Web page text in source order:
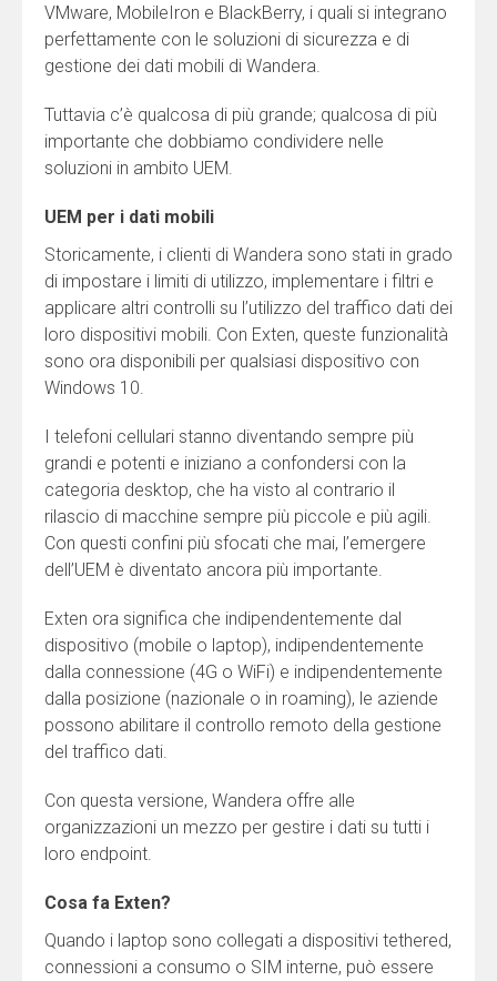
VMware, MobileIron e BlackBerry, i quali si integrano
perfettamente con le soluzioni di sicurezza e di
gestione dei dati mobili di Wandera.
Tuttavia c’è qualcosa di più grande; qualcosa di più
importante che dobbiamo condividere nelle
soluzioni in ambito UEM.
UEM per i dati mobili
Storicamente, i clienti di Wandera sono stati in grado
di impostare i limiti di utilizzo, implementare i filtri e
applicare altri controlli su l’utilizzo del traffico dati dei
loro dispositivi mobili. Con Exten, queste funzionalità
sono ora disponibili per qualsiasi dispositivo con
Windows 10.
I telefoni cellulari stanno diventando sempre più
grandi e potenti e iniziano a confondersi con la
categoria desktop, che ha visto al contrario il
rilascio di macchine sempre più piccole e più agili.
Con questi confini più sfocati che mai, l’emergere
dell’UEM è diventato ancora più importante.
Exten ora significa che indipendentemente dal
dispositivo (mobile o laptop), indipendentemente
dalla connessione (4G o WiFi) e indipendentemente
dalla posizione (nazionale o in roaming), le aziende
possono abilitare il controllo remoto della gestione
del traffico dati.
Con questa versione, Wandera offre alle
organizzazioni un mezzo per gestire i dati su tutti i
loro endpoint.
Cosa fa Exten?
Quando i laptop sono collegati a dispositivi tethered,
connessioni a consumo o SIM interne, può essere